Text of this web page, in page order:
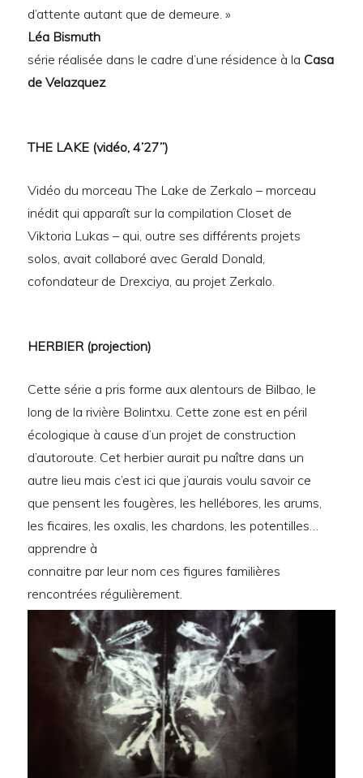
d’attente autant que de demeure. »
Léa Bismuth
série réalisée dans le cadre d’une résidence à la Casa
de Velazquez
THE LAKE (vidéo, 4’27”)
Vidéo du morceau The Lake de Zerkalo – morceau
inédit qui apparaît sur la compilation Closet de
Viktoria Lukas – qui, outre ses différents projets
solos, avait collaboré avec Gerald Donald,
cofondateur de Drexciya, au projet Zerkalo.
HERBIER (projection)
Cette série a pris forme aux alentours de Bilbao, le
long de la rivière Bolintxu. Cette zone est en péril
écologique à cause d’un projet de construction
d’autoroute. Cet herbier aurait pu naître dans un
autre lieu mais c’est ici que j’aurais voulu savoir ce
que pensent les fougères, les hellébores, les arums,
les ficaires, les oxalis, les chardons, les potentilles…
apprendre à
connaitre par leur nom ces figures familières
rencontrées régulièrement.